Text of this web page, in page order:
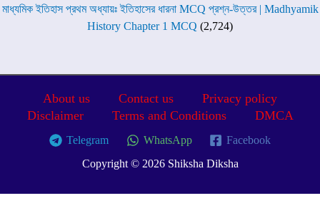
মাধ্যমিক ইতিহাস প্রথম অধ্যায়ঃ ইতিহাসের ধারনা MCQ প্রশ্ন-উত্তর | Madhyamik
History Chapter 1 MCQ (2,724)
About us Contact us
Privacy policy
Disclaimer
Terms and Conditions DMCA
Telegram WhatsApp
Facebook
Copyright © 2026 Shiksha Diksha